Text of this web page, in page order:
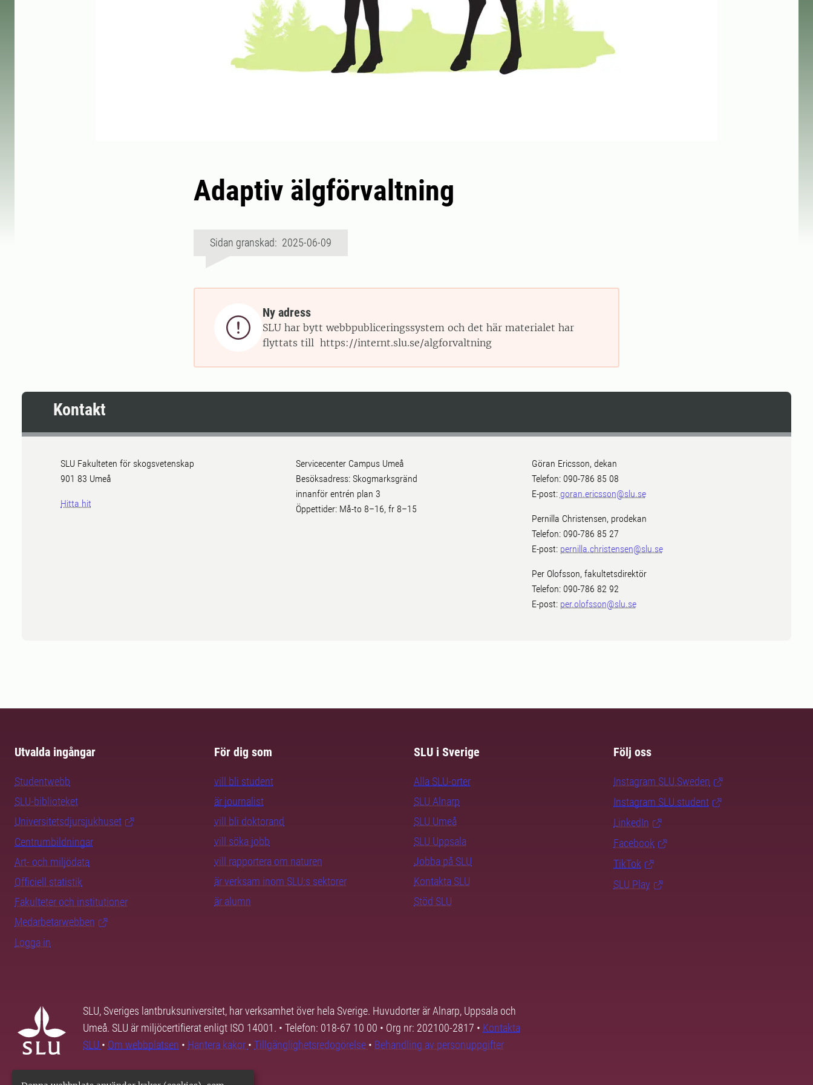
Adaptiv älgförvaltning
Sidan granskad: 2025-06-09

Ny adress
SLU har bytt webbpubliceringssystem och det här materialet har
flyttats till https://internt.slu.se/algforvaltning
Kontakt
SLU Fakulteten för skogsvetenskap
901 83 Umeå
Hitta hit
Servicecenter Campus Umeå
Besöksadress: Skogmarksgränd
innanför entrén plan 3
Öppettider: Må-to 8–16, fr 8–15
Göran Ericsson, dekan
Telefon: 090-786 85 08
E-post: goran.ericsson@slu.se
Pernilla Christensen, prodekan
Telefon: 090-786 85 27
E-post: pernilla.christensen@slu.se
Per Olofsson, fakultetsdirektör
Telefon: 090-786 82 92
E-post: per.olofsson@slu.se
Utvalda ingångar
Studentwebb
SLU-biblioteket
Universitetsdjursjukhuset
Centrumbildningar
Art- och miljödata
Officiell statistik
Fakulteter och institutioner
Medarbetarwebben
Logga in
För dig som
vill bli student
är journalist
vill bli doktorand
vill söka jobb
vill rapportera om naturen
är verksam inom SLU:s sektorer
är alumn
SLU i Sverige
Alla SLU-orter
SLU Alnarp
SLU Umeå
SLU Uppsala
Jobba på SLU
Kontakta SLU
Stöd SLU
Följ oss
Instagram SLU.Sweden
Instagram SLU.student
LinkedIn
Facebook
TikTok
SLU Play
SLU, Sveriges lantbruksuniversitet, har verksamhet över hela Sverige. Huvudorter är Alnarp, Uppsala och
Umeå. SLU är miljöcertifierat enligt ISO 14001. • Telefon: 018-67 10 00 • Org nr: 202100-2817 • Kontakta
SLU • Om webbplatsen • Hantera kakor • Tillgänglighetsredogörelse • Behandling av personuppgifter